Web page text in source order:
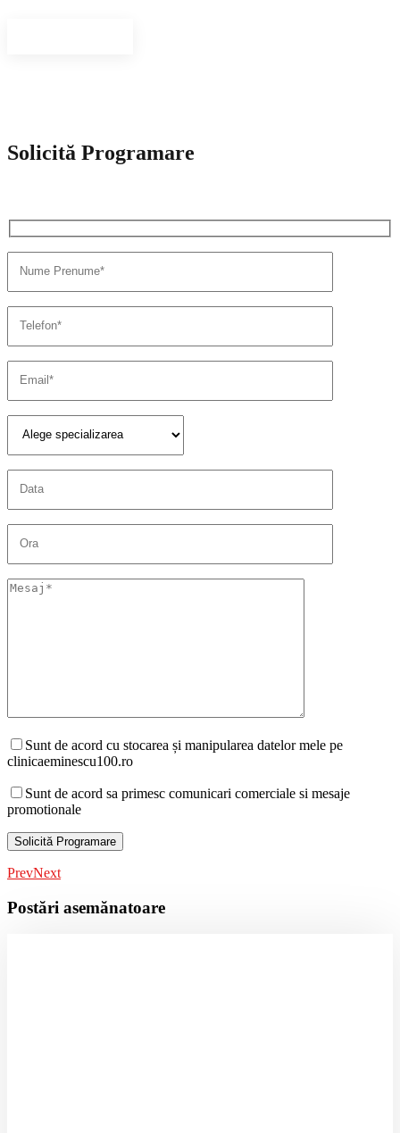
Solicită Programare
Sunt de acord cu stocarea și manipularea datelor mele pe
clinicaeminescu100.ro
Sunt de acord sa primesc comunicari comerciale si mesaje
promotionale
PrevNext
Postări asemănatoare